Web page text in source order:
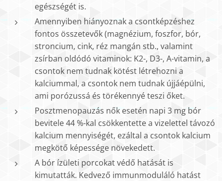
egészségét is.
Amennyiben hiányoznak a csontképzéshez
fontos összetevők (magnézium, foszfor, bór,
stroncium, cink, réz mangán stb., valamint
zsírban oldódó vitaminok: K2-, D3-, A-vitamin, a
csontok nem tudnak kötést létrehozni a
kalciummal, a csontok nem tudnak újjáépülni,
ami porózussá és törékennyé teszi őket.
Posztmenopauzás nők esetén napi 3 mg bór
bevitele 44 %-kal csökkentette a vizelettel távozó
kalcium mennyiségét, ezáltal a csontok kalcium
megkötő képessége növekedett.
A bór ízületi porcokat védő hatását is
kimutatták. Kedvező immunmoduláló hatást